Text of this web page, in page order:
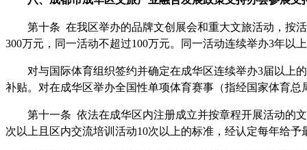
第十条 在我区举办的品牌文创展会和重大文旅活动，按
300万元，同一活动不超过100万元。同一活动连续举办3年以
对与国际体育组织签约并确定在成华区连续举办3届以上
补贴。对在成华区举办全国性单项体育赛事（指经国家体育
第十一条 依法在成华区内注册成立并按章程开展活动的
次以上且区内交流培训活动10次以上的标准，经认定每年给